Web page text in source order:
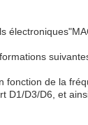
fonction de la
D1/D3/D6, et